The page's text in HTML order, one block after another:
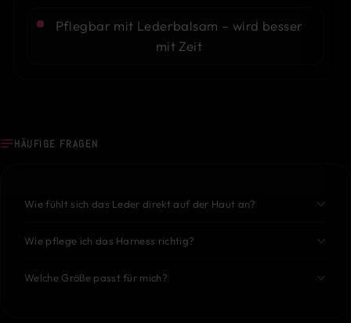
Pflegbar mit Lederbalsam – wird besser
mit Zeit
HÄUFIGE FRAGEN
Wie fühlt sich das Leder direkt auf der Haut an?
Wie pflege ich das Harness richtig?
Welche Größe passt für mich?